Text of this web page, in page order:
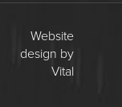
Website
design by
Vital